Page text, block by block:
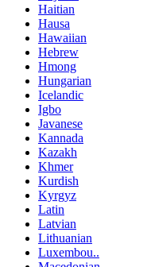
Haitian
Hausa
Hawaiian
Hebrew
Hmong
Hungarian
Icelandic
Igbo
Javanese
Kannada
Kazakh
Khmer
Kurdish
Kyrgyz
Latin
Latvian
Lithuanian
Luxembou..